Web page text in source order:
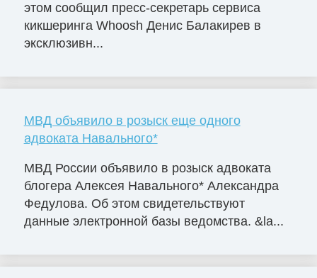
этом сообщил пресс-секретарь сервиса
кикшеринга Whoosh Денис Балакирев в
эксклюзивн...
МВД объявило в розыск еще одного
адвоката Навального*
МВД России объявило в розыск адвоката
блогера Алексея Навального* Александра
Федулова. Об этом свидетельствуют
данные электронной базы ведомства. &la...